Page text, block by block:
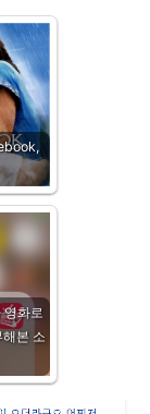
영화로
본 소